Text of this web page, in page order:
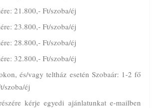
21.800,- Ft/szoba/éj
23.800,- Ft/szoba/éj
28.800,- Ft/szoba/éj
32.800,- Ft/szoba/éj
és/vagy teltház esetén Szobaár: 1-2 fő
szoba/éj
kérje egyedi ajánlatunkat e-mailben